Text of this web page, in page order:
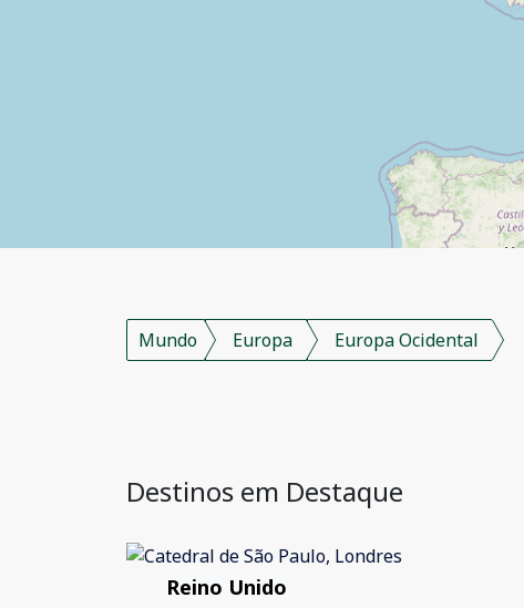
Mundo Europa Europa Ocidental
Destinos em Destaque
Reino Unido